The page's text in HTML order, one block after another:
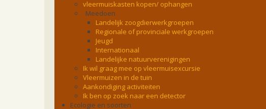
vleermuiskasten kopen/ ophangen
Meedoen
Landelijk zoogdierwerkgroepen
Regionale of provinciale werkgroepen
Jeugd
Internationaal
Landelijke natuurverenigingen
Ik wil graag mee op vleermuisexcursie
Vleermuizen in de tuin
Aankondiging activiteiten
Ik ben op zoek naar een detector
Ecologie en soorten